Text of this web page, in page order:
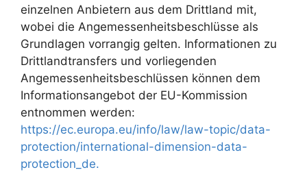
einzelnen Anbietern aus dem Drittland mit,
wobei die Angemessenheitsbeschlüsse als
Grundlagen vorrangig gelten. Informationen zu
Drittlandtransfers und vorliegenden
Angemessenheitsbeschlüssen können dem
Informationsangebot der EU-Kommission
entnommen werden:
https://ec.europa.eu/info/law/law-topic/data-
protection/international-dimension-data-
protection_de.